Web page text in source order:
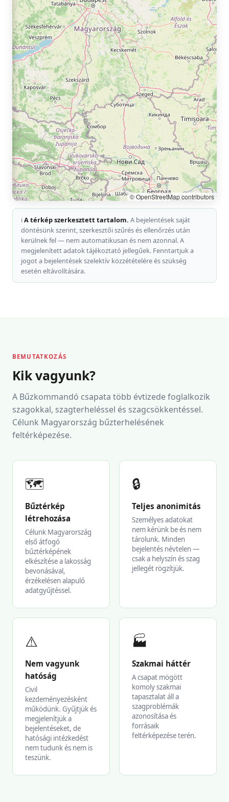
ℹ️A térkép szerkesztett tartalom. A bejelentések saját
döntésünk szerint, szerkesztői szűrés és ellenőrzés után
kerülnek fel — nem automatikusan és nem azonnal. A
megjelenített adatok tájékoztató jellegűek. Fenntartjuk a
jogot a bejelentések szelektív közzétételére és szükség
esetén eltávolítására.
BEMUTATKOZÁS
Kik vagyunk?
A Bűzkommandó csapata több évtizede foglalkozik
szagokkal, szagterheléssel és szagcsökkentéssel.
Célunk Magyarország bűzterhelésének
feltérképezése.
🗺️
Bűztérkép
létrehozása
Célunk Magyarország
első átfogó
bűztérképének
elkészítése a lakosság
bevonásával,
érzékelésen alapuló
adatgyűjtéssel.
🔒
Teljes anonimitás
Személyes adatokat
nem kérünk be és nem
tárolunk. Minden
bejelentés névtelen —
csak a helyszín és szag
jellegét rögzítjük.
⚠️
Nem vagyunk
hatóság
Civil
kezdeményezésként
működünk. Gyűjtjük és
megjelenítjük a
bejelentéseket, de
hatósági intézkedést
nem tudunk és nem is
teszünk.
🏭
Szakmai háttér
A csapat mögött
komoly szakmai
tapasztalat áll a
szagproblémák
azonosítása és
forrásaik
feltérképezése terén.